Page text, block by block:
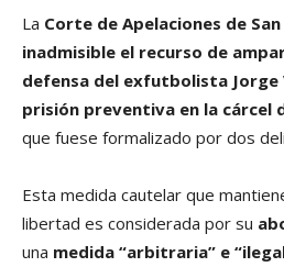
La Corte de Apelaciones de
inadmisible el recurso de
defensa del exfutbolista Jorge
prisión preventiva en la cárcel
que fuese formalizado por dos
Esta medida cautelar que
libertad es considerada por su
una medida “arbitraria” e